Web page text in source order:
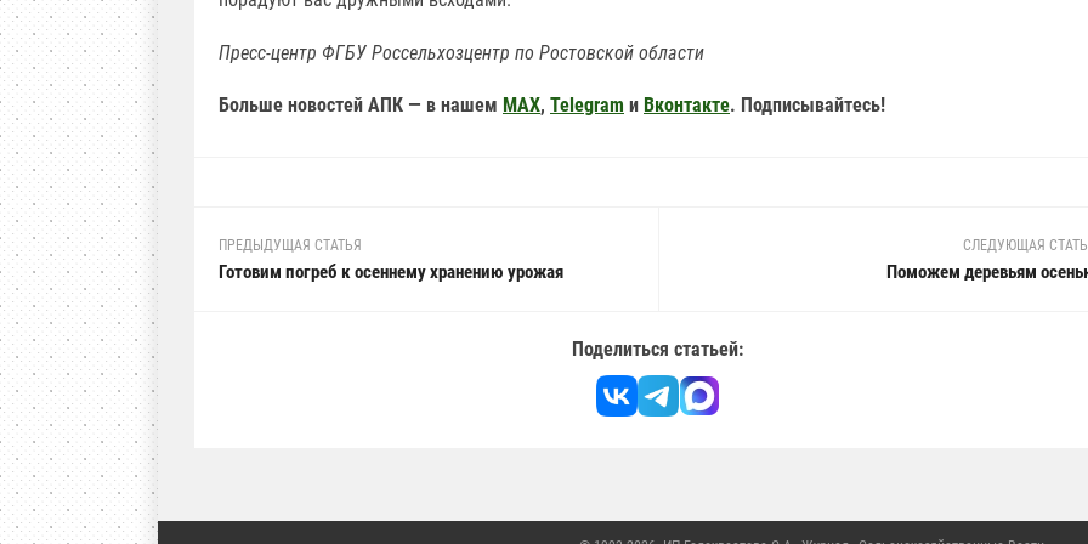
Пресс-центр ФГБУ Россельхозцентр по Ростовской области
Больше новостей АПК — в нашем MAX, Telegram и Вконтакте. Подписывайтесь!
ПРЕДЫДУЩАЯ СТАТЬЯ
Готовим погреб к осеннему хранению урожая
СЛЕДУЮЩАЯ
Поможем деревьям
Поделиться статьей: